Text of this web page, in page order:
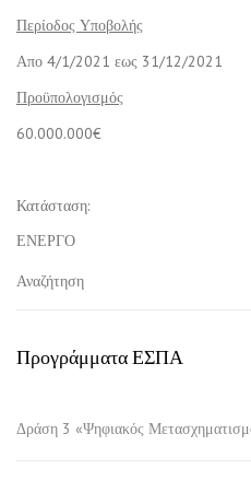
Περίοδος Υποβολής
Απο 4/1/2021 εως 31/12/2021
Προϋπολογισμός
60.000.000€
Κατάσταση:
ΕΝΕΡΓΟ
Προγράμματα ΕΣΠΑ
Δράση 3 «Ψηφιακός